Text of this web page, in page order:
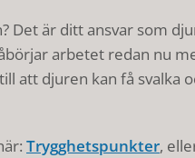
Det är ditt ansvar som
arbetet redan nu
att djuren kan få svalka
Trygghetspunkter,